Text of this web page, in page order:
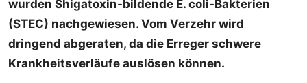
wurden Shigatoxin-bildende E. coli-Bakterien
(STEC) nachgewiesen. Vom Verzehr wird
dringend abgeraten, da die Erreger schwere
Krankheitsverläufe auslösen können.